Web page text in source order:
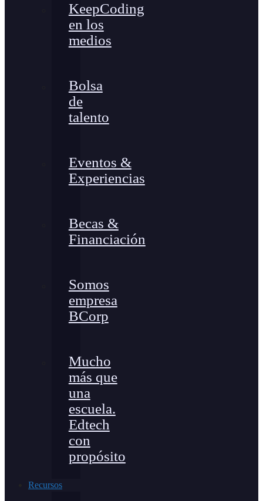
KeepCoding
en los
medios
Bolsa
de
talento
Eventos &
Experiencias
Becas &
Financiación
Somos
empresa
BCorp
Mucho
más que
una
escuela.
Edtech
con
propósito
Recursos